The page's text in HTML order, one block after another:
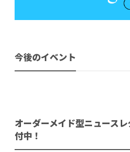
今後のイベント
オーダーメイド型ニュース
付中！